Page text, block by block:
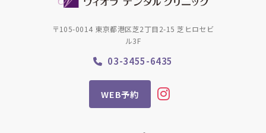
WEB予約
〒105-0014 東京都港区芝2丁目2-15 芝ヒロセビ
ル3F
03-3455-6435